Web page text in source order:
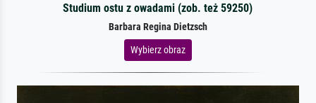
Studium ostu z owadami (zob. też 59250)
Barbara Regina Dietzsch
Wybierz obraz